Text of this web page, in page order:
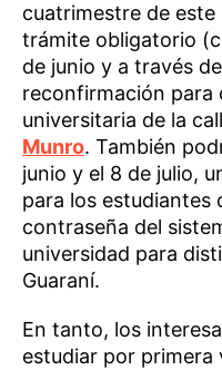
cuatrimestre de
trámite obligatorio
de junio y a través
reconfirmación para
universitaria de la
Munro. También
junio y el 8 de julio,
para los estudiantes
contraseña del
universidad para
Guaraní.
En tanto, los
estudiar por primera